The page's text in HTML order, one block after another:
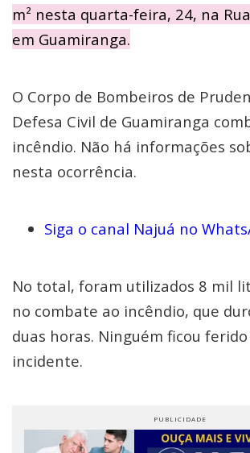
m² nesta quarta-feira, 24, na
em Guamiranga.
O Corpo de Bombeiros de
Defesa Civil de Guamiranga
incêndio. Não há informações
nesta ocorrência.
Siga o canal Najuá no
No total, foram utilizados 8 mil
no combate ao incêndio, que
duas horas. Ninguém ficou
incidente.